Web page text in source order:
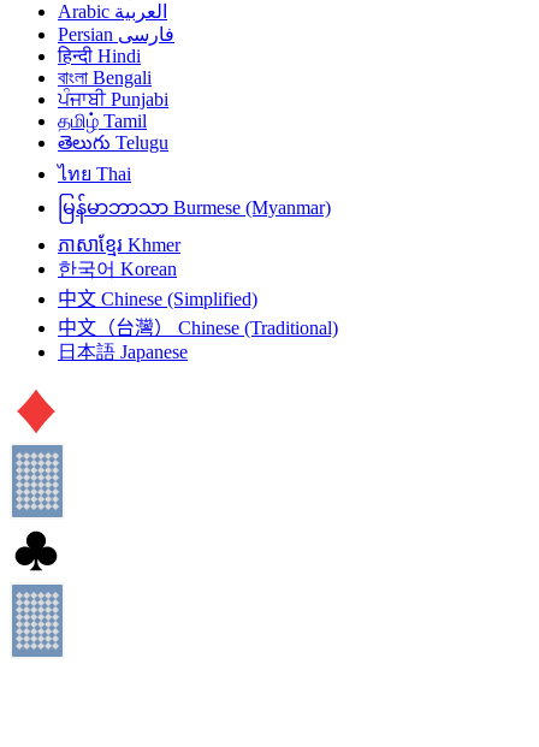
العربية Arabic
فارسی Persian
हिन्दी Hindi
বাংলা Bengali
ਪੰਜਾਬੀ Punjabi
தமிழ் Tamil
తెలుగు Telugu
ไทย Thai
မြန်မာဘာသာ Burmese (Myanmar)
ភាសាខ្មែរ Khmer
한국어 Korean
中文 Chinese (Simplified)
中文（台灣）
Chinese (Traditional)
日本語 Japanese